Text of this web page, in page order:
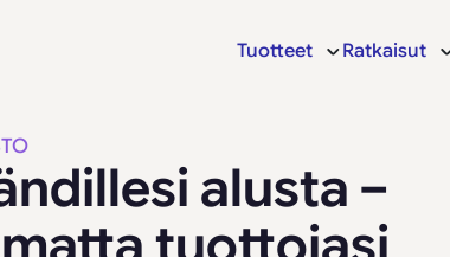
Tuotteet Ratkaisut
alusta –